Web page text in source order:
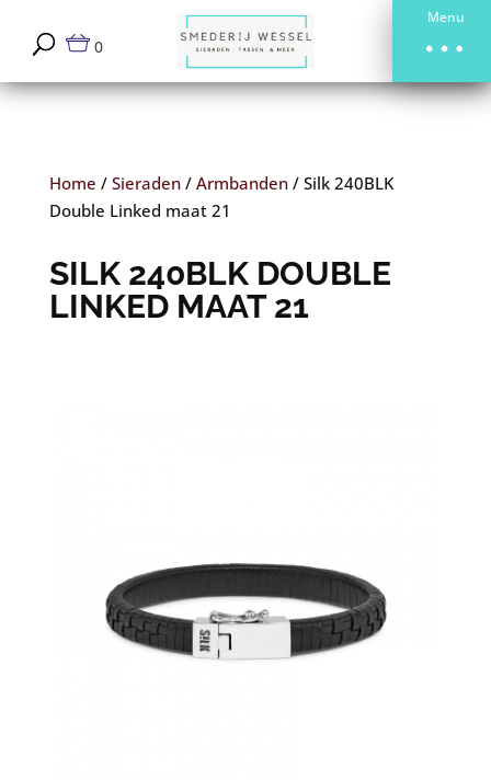
Menu
0
Home / Sieraden/ Armbanden/ Silk 240BLK
Double Linked maat 21
SILK 240BLK DOUBLE
LINKED MAAT 21